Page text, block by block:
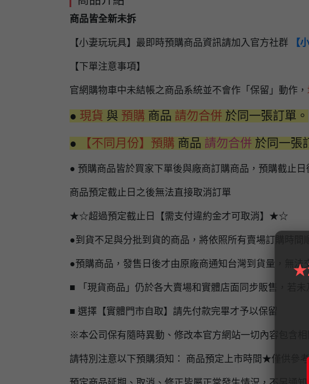
商品皆全新未拆
【小妻玩玩具】最即時預購商品資訊請加入官方社群 【
【下單注意事項】
官網購物車中未結帳之商品系統並不會作「保留」動作，
● 現貨 與 預購 商品 請勿合併 於同一張訂單。
● 【不同月份】預購 商品 請勿合併 於同一張
● 預購商品皆於買家下單後與廠商訂購商品，預購截止日
商品預定截止日之後無法直接取消訂單
★☆超過預定截止日【需支付違約金才可取消】★☆
●到貨不足與分批到貨的商品，將依照所有賣場訂購時間
●預購商品，發售日後才由原廠商通知台灣到貨量，無法
■ 「現貨商品」仍於各大賣場和實體店面同步販售，若
■ 選擇【實體門市自取】請先付款完畢才予以保留
※本公司保有隨時異動、修改本官方網站一切內容包含相
請特別注意以下預購須知： 商品預定上市時間★僅供參
★